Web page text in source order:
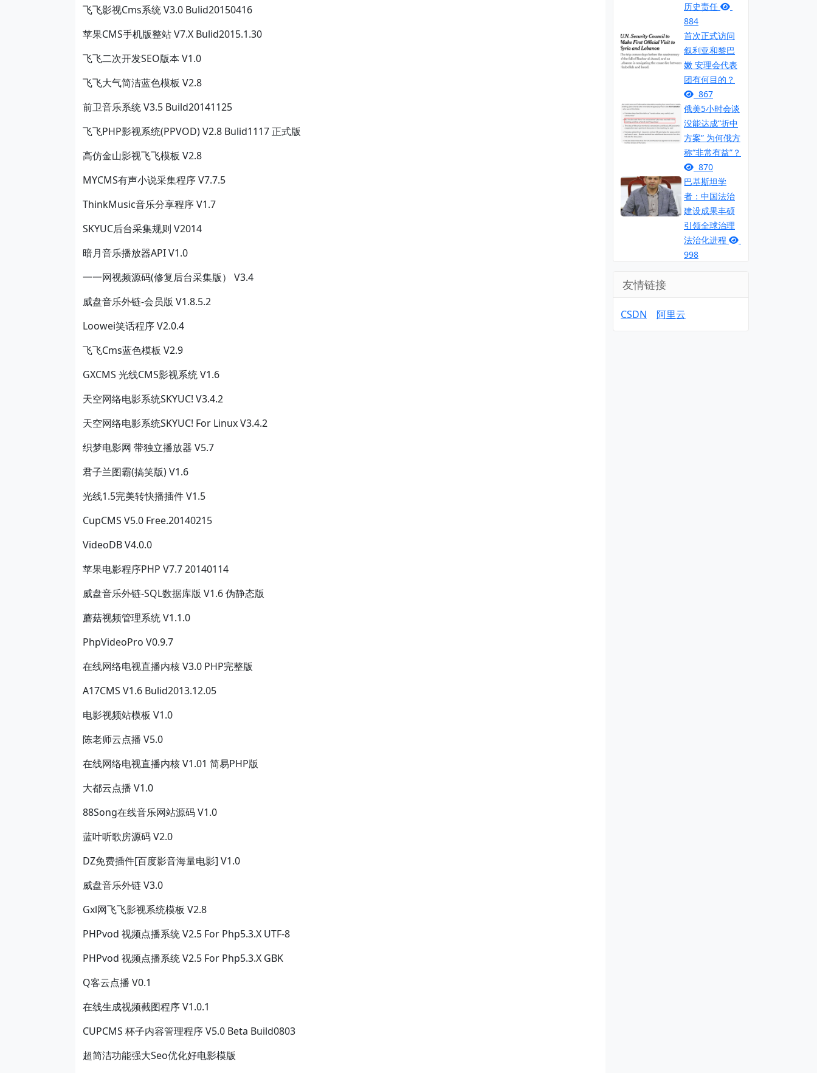
飞飞影视Cms系统 V3.0 Bulid20150416
苹果CMS手机版整站 V7.X Bulid2015.1.30
飞飞二次开发SEO版本 V1.0
飞飞大气简洁蓝色模板 V2.8
前卫音乐系统 V3.5 Build20141125
飞飞PHP影视系统(PPVOD) V2.8 Bulid1117 正式版
高仿金山影视飞飞模板 V2.8
MYCMS有声小说采集程序 V7.7.5
ThinkMusic音乐分享程序 V1.7
SKYUC后台采集规则 V2014
暗月音乐播放器API V1.0
一一网视频源码(修复后台采集版） V3.4
威盘音乐外链-会员版 V1.8.5.2
Loowei笑话程序 V2.0.4
飞飞Cms蓝色模板 V2.9
GXCMS 光线CMS影视系统 V1.6
天空网络电影系统SKYUC! V3.4.2
天空网络电影系统SKYUC! For Linux V3.4.2
织梦电影网 带独立播放器 V5.7
君子兰图霸(搞笑版) V1.6
光线1.5完美转快播插件 V1.5
CupCMS V5.0 Free.20140215
VideoDB V4.0.0
苹果电影程序PHP V7.7 20140114
威盘音乐外链-SQL数据库版 V1.6 伪静态版
蘑菇视频管理系统 V1.1.0
PhpVideoPro V0.9.7
在线网络电视直播内核 V3.0 PHP完整版
A17CMS V1.6 Bulid2013.12.05
电影视频站模板 V1.0
陈老师云点播 V5.0
在线网络电视直播内核 V1.01 简易PHP版
大都云点播 V1.0
88Song在线音乐网站源码 V1.0
蓝叶听歌房源码 V2.0
DZ免费插件[百度影音海量电影] V1.0
威盘音乐外链 V3.0
Gxl网飞飞影视系统模板 V2.8
PHPvod 视频点播系统 V2.5 For Php5.3.X UTF-8
PHPvod 视频点播系统 V2.5 For Php5.3.X GBK
Q客云点播 V0.1
在线生成视频截图程序 V1.0.1
CUPCMS 杯子内容管理程序 V5.0 Beta Build0803
超简洁功能强大Seo优化好电影模版
历史责任
884
首次正式访问
叙利亚和黎巴
嫩 安理会代表
团有何目的？
867
俄美5小时会谈
没能达成“折中
方案” 为何俄方
称“非常有益”？
870
巴基斯坦学
者：中国法治
建设成果丰硕
引领全球治理
法治化进程
998
友情链接
CSDN 阿里云